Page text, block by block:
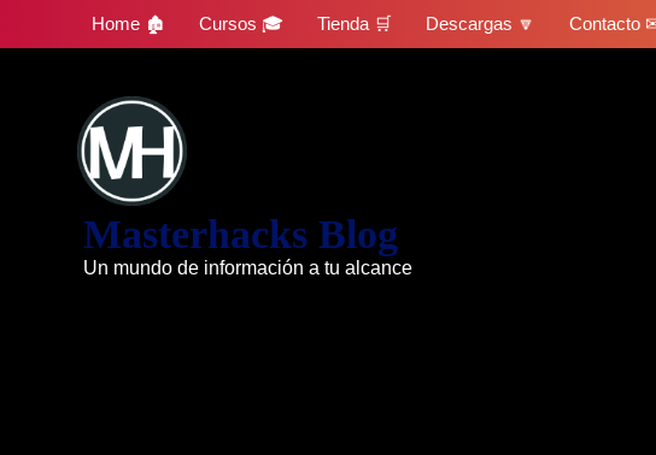
Home 🏚 Cursos 🎓 Tienda 🛒 Descargas 🔽 Contacto
Masterhacks Blog
Un mundo de información a tu alcance